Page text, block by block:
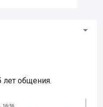
лет общения.